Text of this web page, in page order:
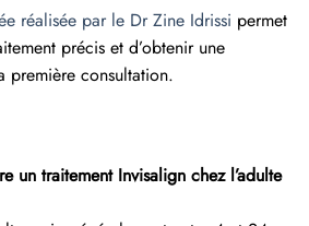
réalisée par le Dr Zine Idrissi permet
précis et d’obtenir une
première consultation.
un traitement Invisalign chez l’adulte